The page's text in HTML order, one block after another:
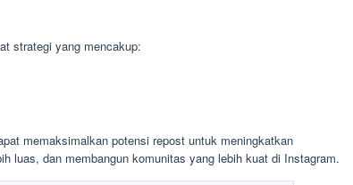
strategi yang mencakup:
memaksimalkan potensi repost untuk meningkatkan
luas, dan membangun komunitas yang lebih kuat di Instagram.